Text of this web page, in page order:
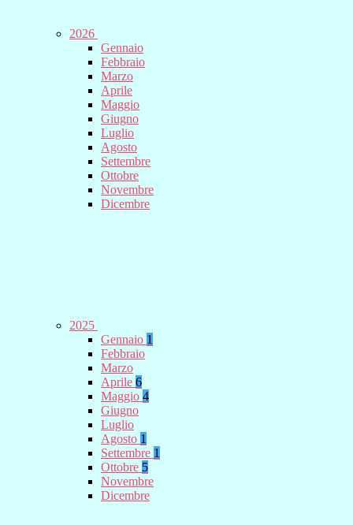
2026
Gennaio
Febbraio
Marzo
Aprile
Maggio
Giugno
Luglio
Agosto
Settembre
Ottobre
Novembre
Dicembre
2025
Gennaio 1
Febbraio
Marzo
Aprile 6
Maggio 4
Giugno
Luglio
Agosto 1
Settembre 1
Ottobre 5
Novembre
Dicembre